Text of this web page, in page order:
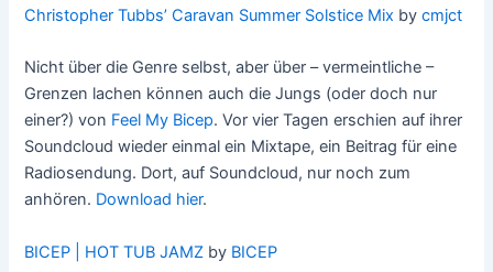
Christopher Tubbs’ Caravan Summer Solstice Mix bycmjct
Nicht über die Genre selbst, aber über – vermeintliche –
Grenzen lachen können auch die Jungs (oder doch nur
einer?) von Feel My Bicep. Vor vier Tagen erschien auf ihrer
Soundcloud wieder einmal ein Mixtape, ein Beitrag für eine
Radiosendung. Dort, auf Soundcloud, nur noch zum
anhören. Download hier.
BICEP | HOT TUB JAMZ by BICEP